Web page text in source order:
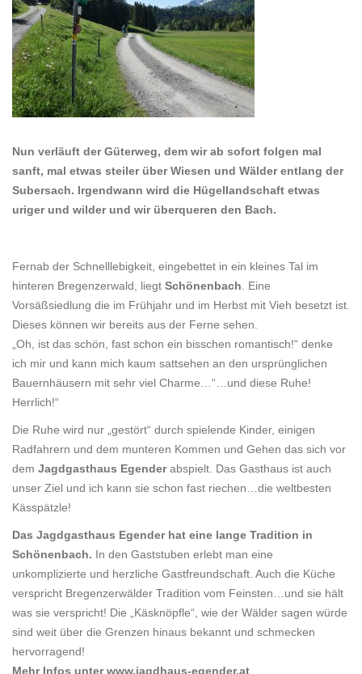
Nun verläuft der Güterweg, dem wir ab sofort folgen mal
sanft, mal etwas steiler über Wiesen und Wälder entlang der
Subersach. Irgendwann wird die Hügellandschaft etwas
uriger und wilder und wir überqueren den Bach.
Fernab der Schnelllebigkeit, eingebettet in ein kleines Tal im
hinteren Bregenzerwald, liegt Schönenbach . Eine
Vorsäßsiedlung die im Frühjahr und im Herbst mit Vieh besetzt ist.
Dieses können wir bereits aus der Ferne sehen.
„Oh, ist das schön, fast schon ein bisschen romantisch!“ denke
ich mir und kann mich kaum sattsehen an den ursprünglichen
Bauernhäusern mit sehr viel Charme…“…und diese Ruhe!
Herrlich!“
Die Ruhe wird nur „gestört“ durch spielende Kinder, einigen
Radfahrern und dem munteren Kommen und Gehen das sich vor
dem Jagdgasthaus Egenderabspielt. Das Gasthaus ist auch
unser Ziel und ich kann sie schon fast riechen…die weltbesten
Kässpätzle!
Das Jagdgasthaus Egender hat eine lange Tradition in
Schönenbach. In den Gaststuben erlebt man eine
unkomplizierte und herzliche Gastfreundschaft. Auch die Küche
verspricht Bregenzerwälder Tradition vom Feinsten…und sie hält
was sie verspricht! Die „Käsknöpfle“, wie der Wälder sagen würde
sind weit über die Grenzen hinaus bekannt und schmecken
hervorragend!
Mehr Infos unter www.jagdhaus-egender.at